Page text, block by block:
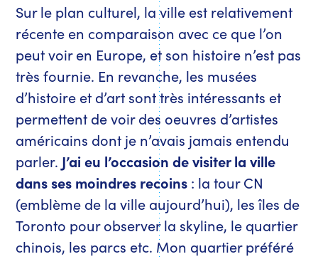
Sur le plan culturel, la ville est relativement
récente en comparaison avec ce que l’on
peut voir en Europe, et son histoire n’est pas
très fournie. En revanche, les musées
d’histoire et d’art sont très intéressants et
permettent de voir des oeuvres d’artistes
américains dont je n’avais jamais entendu
parler. J’ai eu l’occasion de visiter la ville
dans ses moindres recoins : la tour CN
(emblème de la ville aujourd’hui), les îles de
Toronto pour observer la skyline, le quartier
chinois, les parcs etc. Mon quartier préféré